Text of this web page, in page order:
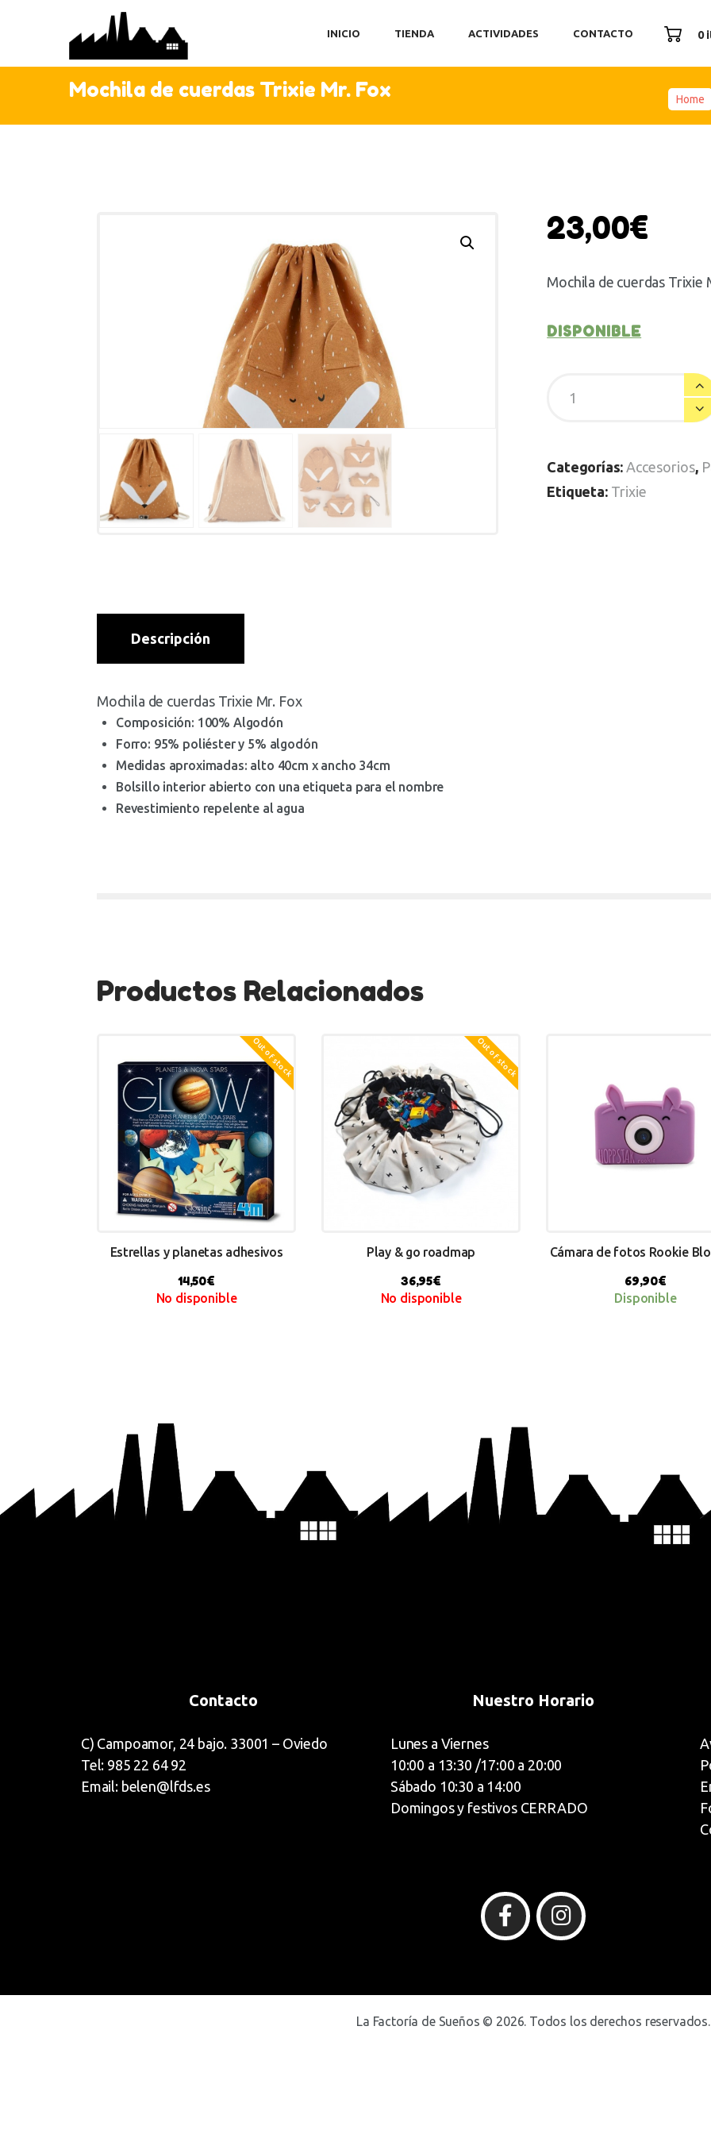
INICIO TIENDA ACTIVIDADES CONTACTO 0
Mochila de cuerdas Trixie Mr. Fox Home
TIENDA
ACTIVIDADES
CONTACTO
23,00€
Mochila de cuerdas Trixie
DISPONIBLE
Categorías:Accesorios,
Etiqueta: Trixie
Descripción
Mochila de cuerdas Trixie Mr. Fox
Composición: 100% Algodón
Forro: 95% poliéster y 5% algodón
Medidas aproximadas: alto 40cm x ancho 34cm
Bolsillo interior abierto con una etiqueta para el nombre
Revestimiento repelente al agua
Productos Relacionados
Out of stock
Estrellas y planetas adhesivos
14,50€
No disponible
Out of stock
Play & go roadmap
36,95€
No disponible
Cámara de fotos Rookie
69,90€
Disponible
Contacto
C) Campoamor, 24 bajo. 33001 – Oviedo
Tel: 985 22 64 92
Email: belen@lfds.es
Nuestro Horario
Lunes a Viernes
10:00 a 13:30 /17:00 a 20:00
Sábado 10:30 a 14:00
Domingos y festivos CERRADO
La Factoría de Sueños © 2026. Todos los derechos reservados.